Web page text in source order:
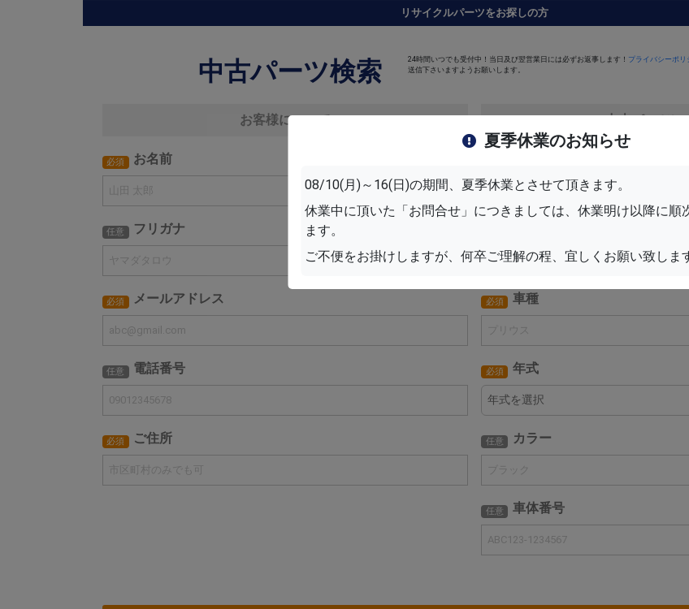
リサイクルパーツをお探しの方
中古パーツ検索 24時間いつでも受付中！当日及び翌営業日には必ずお返事します！ プライバシーポリ
送信下さいますようお願いします。
お客様について
お名前
必須
フリガナ
任意
メールアドレス
必須
電話番号
任意
ご住所
必須
中古パーツに
車種
必須
年式
必須
カラー
任意
車体番号
任意
夏季休業のお知らせ
08/10(月)～16(日)の期間、夏季休業とさせて頂きます。
休業中に頂いた「お問合せ」につきましては、休業明け以降に順
ます。
ご不便をお掛けしますが、何卒ご理解の程、宜しくお願い致しま